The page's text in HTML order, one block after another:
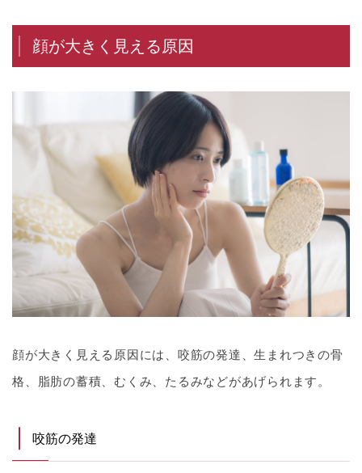
顔が大きく見える原因
顔が大きく見える原因には、咬筋の発達、生まれつきの骨
格、脂肪の蓄積、むくみ、たるみなどがあげられます。
咬筋の発達